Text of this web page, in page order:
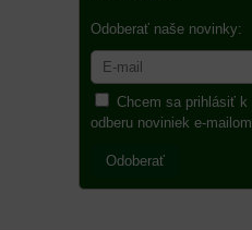
Odoberať naše novinky:
Chcem sa prihlásiť k
odberu noviniek e-mailom
Odoberať